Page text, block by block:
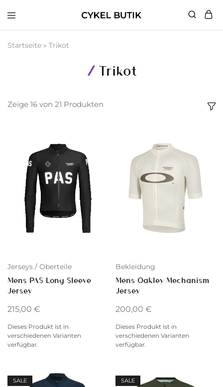
Butik
Startseite » Trikot
Trikot
Zeige 16 von 21 Produkten
Jerseys / Oberteile
Mens PAS Long Sleeve
Jersey
215,00 €
Dieses Produkt ist in
verschiedenen Varianten
verfügbar.
Bekleidung
Mens Oakley Mechanism
Jersey
200,00 €
Dieses Produkt ist in
verschiedenen Varianten
verfügbar.
SALE SALE